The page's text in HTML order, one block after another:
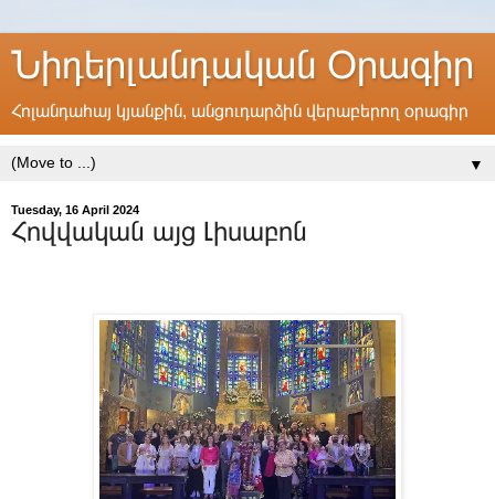
Նիդերլանդական Օրագիր
Հոլանդահայ կյանքին, անցուդարձին վերաբերող օրագիր
▼
Tuesday, 16 April 2024
Հովվական այց Լիսաբոն